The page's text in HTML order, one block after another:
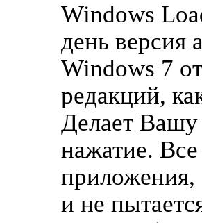
Windows
день версия
Windows 7
редакций,
Делает
нажатие.
приложения,
и не